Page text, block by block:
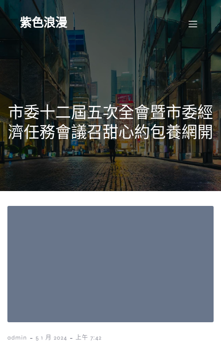
to
content紫色浪漫
市委十二屆五次全會暨市委經
濟任務會議召甜心約包養網開
admin - 5 1 月 2024 - 上午 7:42